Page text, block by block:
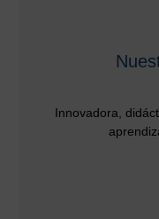
Innovadora,